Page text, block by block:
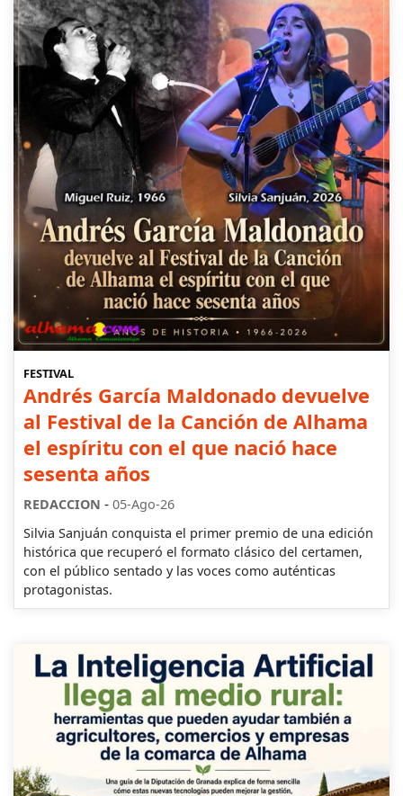
FESTIVAL
Andrés García Maldonado devuelve
al Festival de la Canción de Alhama
el espíritu con el que nació hace
sesenta años
REDACCION - 05-Ago-26
Silvia Sanjuán conquista el primer premio de una edición
histórica que recuperó el formato clásico del certamen,
con el público sentado y las voces como auténticas
protagonistas.